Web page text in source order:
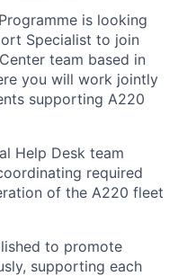
is looking
Specialist to join
team based in
you will work jointly
supporting A220
Help Desk team
required
of the A220 fleet
to promote
supporting each